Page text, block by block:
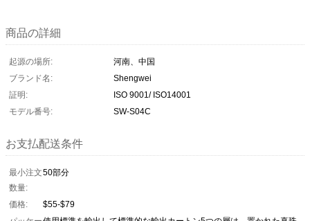
商品の詳細
起源の場所:
河南、中国
ブランド名:
Shengwei
証明:
ISO 9001/ ISO14001
モデル番号:
SW-S04C
お支払配送条件
最小注文
数量:
50部分
価格:
$55-$79